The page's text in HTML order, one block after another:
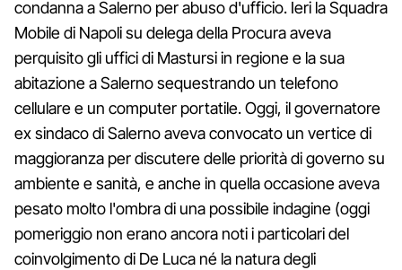
condanna a Salerno per abuso d'ufficio. Ieri la Squadra
Mobile di Napoli su delega della Procura aveva
perquisito gli uffici di Mastursi in regione e la sua
abitazione a Salerno sequestrando un telefono
cellulare e un computer portatile. Oggi, il governatore
ex sindaco di Salerno aveva convocato un vertice di
maggioranza per discutere delle priorità di governo su
ambiente e sanità, e anche in quella occasione aveva
pesato molto l'ombra di una possibile indagine (oggi
pomeriggio non erano ancora noti i particolari del
coinvolgimento di De Luca né la natura degli